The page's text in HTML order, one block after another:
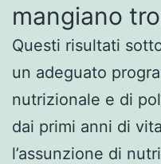
mangiano
Questi risultati
un adeguato
nutrizionale e di
dai primi anni di
l’assunzione di